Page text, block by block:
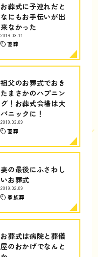
お葬式に子連れだと
なにもお手伝いが出
来なかった
2019.03.11
直葬
祖父のお葬式でおき
たまさかのハプニン
グ！お葬式会場は大
パニックに！
2019.03.09
直葬
妻の最後にふさわし
いお葬式
2019.02.09
家族葬
お葬式は病院と葬儀
屋のおかげでなんと